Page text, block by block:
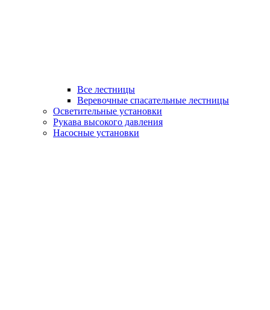
Все лестницы
Веревочные спасательные лестницы
Осветительные установки
Рукава высокого давления
Насосные установки